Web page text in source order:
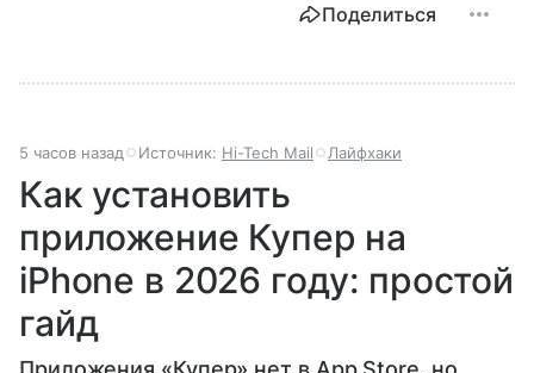
Поделиться
5 часов назад Источник: Hi-Tech Mail Лайфхаки
Как установить
приложение Купер на
iPhone в 2026 году: простой
гайд